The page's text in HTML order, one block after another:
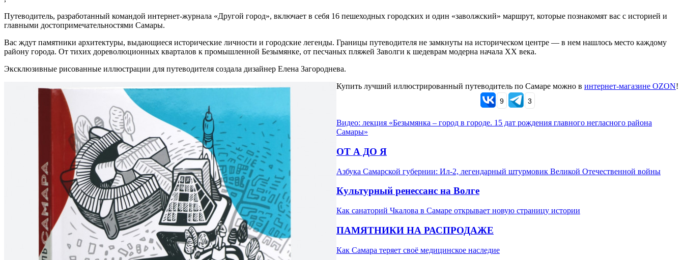
Путеводитель, разработанный командой интернет-журнала «Другой город», включает в себя 16 пешеходных городских и один «заволжский» маршрут, которые познакомят вас с историей и
главными достопримечательностями Самары.
Вас ждут памятники архитектуры, выдающиеся исторические личности и городские легенды. Границы путеводителя не замкнуты на историческом центре — в нем нашлось место каждому
району города. От тихих дореволюционных кварталов к промышленной Безымянке, от песчаных пляжей Заволги к шедеврам модерна начала XX века.
Эксклюзивные рисованные иллюстрации для путеводителя создала дизайнер Елена Загороднева.
Купить лучший иллюстрированный путеводитель по Самаре можно в интернет-магазине OZON!
9 3
Видео: лекция «Безымянка – город в городе. 15 дат рождения главного негласного района
Самары»
ОТ А ДО Я
Азбука Самарской губернии: Ил-2, легендарный штурмовик Великой Отечественной войны
Культурный ренессанс на Волге
Как санаторий Чкалова в Самаре открывает новую страницу истории
ПАМЯТНИКИ НА РАСПРОДАЖЕ
Как Самара теряет своё медицинское наследие